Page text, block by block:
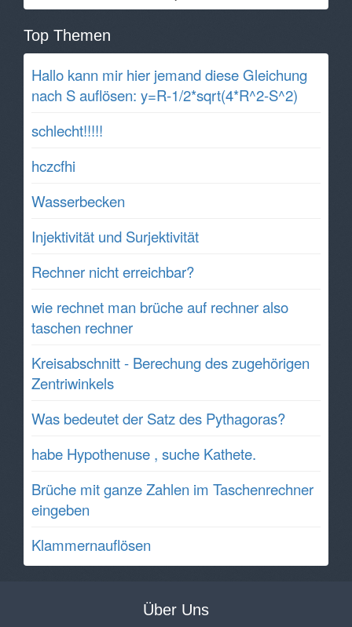
Top Themen
Hallo kann mir hier jemand diese Gleichung
nach S auflösen: y=R-1/2*sqrt(4*R^2-S^2)
schlecht!!!!!
hczcfhi
Wasserbecken
Injektivität und Surjektivität
Rechner nicht erreichbar?
wie rechnet man brüche auf rechner also
taschen rechner
Kreisabschnitt - Berechung des zugehörigen
Zentriwinkels
Was bedeutet der Satz des Pythagoras?
habe Hypothenuse , suche Kathete.
Brüche mit ganze Zahlen im Taschenrechner
eingeben
Klammernauflösen
Über Uns